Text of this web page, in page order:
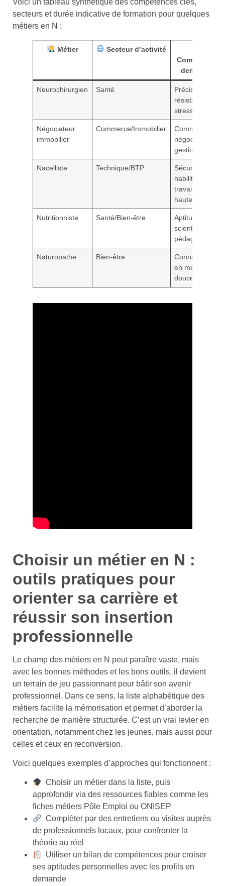
secteurs et durée indicative de formation pour quelques
métiers en N :
Métier
Secteur d’activité
Compétences
demandées
Neurochirurgien Santé
Précision,
résistance au
stress
Négociateur
immobilier
Commerce/Immobilier
négociation,
gestion
Nacelliste Technique/BTP
Sécurité,
habilitations
travail en
hauteur
Nutritionniste Santé/Bien-être
Aptitudes
scientifiques et
pédagogie
Naturopathe Bien-être
Connaissances
en médecines
douces, écoute
Choisir un métier en N :
outils pratiques pour
orienter sa carrière et
réussir son insertion
professionnelle
Le champ des métiers en N peut paraître vaste, mais
avec les bonnes méthodes et les bons outils, il devient
un terrain de jeu passionnant pour bâtir son avenir
professionnel. Dans ce sens, la liste alphabétique des
métiers facilite la mémorisation et permet d’aborder la
recherche de manière structurée. C’est un vrai levier en
orientation, notamment chez les jeunes, mais aussi pour
celles et ceux en reconversion.
Voici quelques exemples d’approches qui fonctionnent :
Choisir un métier dans la liste, puis
approfondir via des ressources fiables comme les
fiches métiers Pôle Emploi ou ONISEP
Compléter par des entretiens ou visites auprès
de professionnels locaux, pour confronter la
théorie au réel
Utiliser un bilan de compétences pour croiser
ses aptitudes personnelles avec les profils en
demande